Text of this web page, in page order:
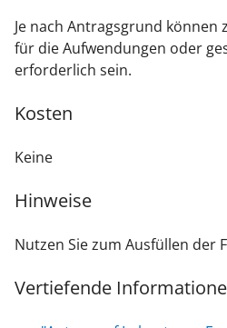
Je nach Antragsgrund können
für die Aufwendungen oder
erforderlich sein.
Kosten
Keine
Hinweise
Nutzen Sie zum Ausfüllen der
Vertiefende